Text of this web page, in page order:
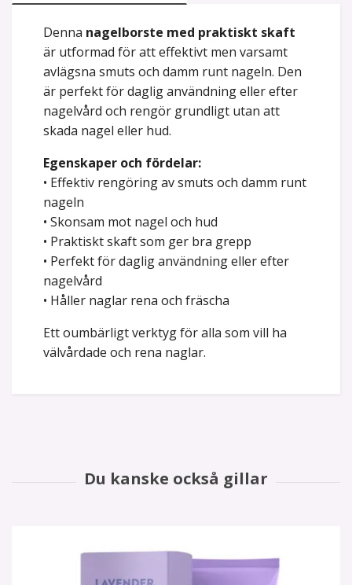
Denna nagelborste med praktiskt skaft
är utformad för att effektivt men varsamt
avlägsna smuts och damm runt nageln. Den
är perfekt för daglig användning eller efter
nagelvård och rengör grundligt utan att
skada nagel eller hud.
Egenskaper och fördelar:
• Effektiv rengöring av smuts och damm runt
nageln
• Skonsam mot nagel och hud
• Praktiskt skaft som ger bra grepp
• Perfekt för daglig användning eller efter
nagelvård
• Håller naglar rena och fräscha
Ett oumbärligt verktyg för alla som vill ha
välvårdade och rena naglar.